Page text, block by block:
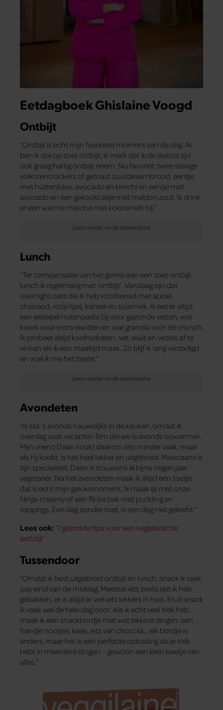
Eetdagboek Ghislaine Voogd
Ontbijt
“Ontbijt is echt mijn favoriete moment van de dag. Al
ben ik dol op zoet ontbijt, ik merk dat ik de laatste tijd
ook graag hartig ontbijt neem. Nu favoriet: twee stevige
volkorencrackers of getoast zuurdesembrood, eentje
met hüttenkäse, avocado en kimchi en eentje met
avocado en een gekookt eitje met maldon zout. Ik drink
er een warme matcha met kokosmelk bij.”
Lunch
“Ter compensatie van het gemis aan een zoet ontbijt
lunch ik regelmatig met ‘ontbijt’. Vandaag zijn dat
overnight oats die ik heb voorbereid met appel,
chiazaad, rozijntjes, kaneel en sojamelk. Ik eet er altijd
een eetlepel notenpasta bij voor gezonde vetten, wat
kwark voor extra eiwitten en wat granola voor de crunch.
Ik probeer altijd koolhydraten, vet, eiwit en vezels af te
vinken als ik een maaltijd maak. Zo blijf ik lang verzadigd
en voel ik me het beste.”
Avondeten
“Ik sta ’s avonds nauwelijks in de keuken, omdat ik
overdag vaak recepten film die we is avonds opwarmen.
Mijn vriend Daan kookt daarom iets minder vaak, maar
als hij kookt, is het heel lekker en uitgebreid. Mexicaans is
zijn specialiteit. Daan is trouwens al bijna negen jaar
vegetariër. Na het avondeten maak ik áltijd een toetje,
dat is echt mijn geluksmoment. Ik maak ijs met onze
Ninja-creamy of een flinke bak met pudding en
toppings. Een dag zonder toet, is een dag niet geleefd.”
Lees ook: ‘7 gezonde tips voor een vegetarische
leefstijl’
Tussendoor
“Omdat ik best uitgebreid ontbijt en lunch, snack ik vaak
pas eind van de middag. Meestal iets zoets dat ik heb
gebakken, er is altijd er wel iets lekkers in huis. Fruit snack
ik vaak wel de hele dag door. Als ik echt veel trek heb,
maak ik een snackbordje met wat lekkere dingen: een
handje nootjes, kaas, iets van chocola… elk bordje is
anders, maar het is een perfecte oplossing als je trek
hebt in meerdere dingen – gewoon een klein beetje van
alles.”